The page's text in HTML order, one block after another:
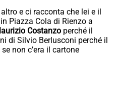
e ci racconta che lei e il
Piazza Cola di Rienzo a
Costanzo perché il
di Silvio Berlusconi perché il
non c’era il cartone